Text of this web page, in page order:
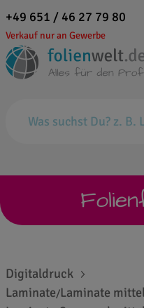
+49 651 / 46 27 79 80
Verkauf nur an Gewerbe
Digitaldruck
Laminate/Laminate